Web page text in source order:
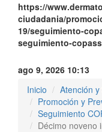
https://
ciudadania/
19/seguimiento-
seguimiento-
ago 9, 2026 10:13
Inicio
Atención
Promoción y
Seguimiento
Décimo noveno